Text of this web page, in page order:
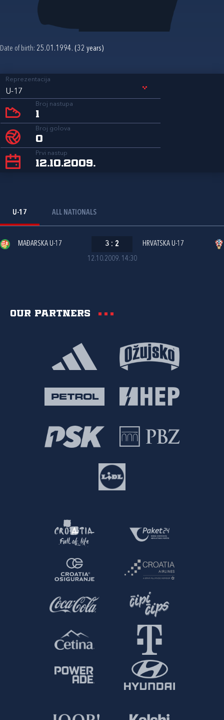
Date of birth: 25.01.1994. (32 years)
Reprezentacija
U-17
Broj nastupa
1
Broj golova
0
Prvi nastup
12.10.2009.
U-17 ALL NATIONALS
12.10.2009. 14:30
MAĐARSKA U-17 3 : 2 HRVATSKA U-17
Our partners